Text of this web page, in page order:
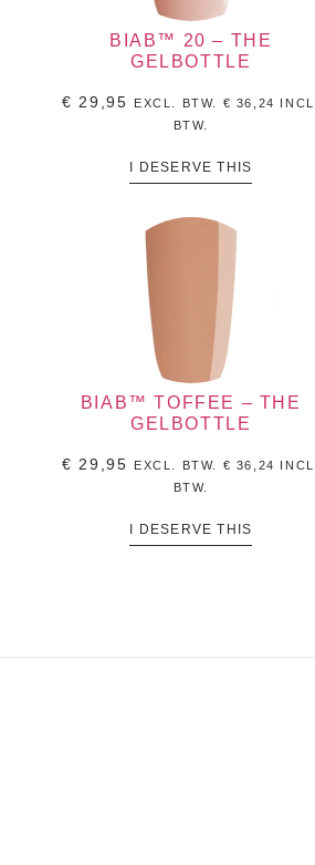
BIAB™ 20 – THE
GELBOTTLE
€ 29,95 EXCL. BTW. € 36,24 INCL,
BTW.
I DESERVE THIS
BIAB™ TOFFEE – THE
GELBOTTLE
€ 29,95 EXCL. BTW. € 36,24 INCL,
BTW.
I DESERVE THIS